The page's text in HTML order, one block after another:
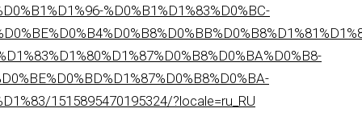
%D0%B1%D1%83%D0%BC-
1515895470195324/?locale=ru_RU